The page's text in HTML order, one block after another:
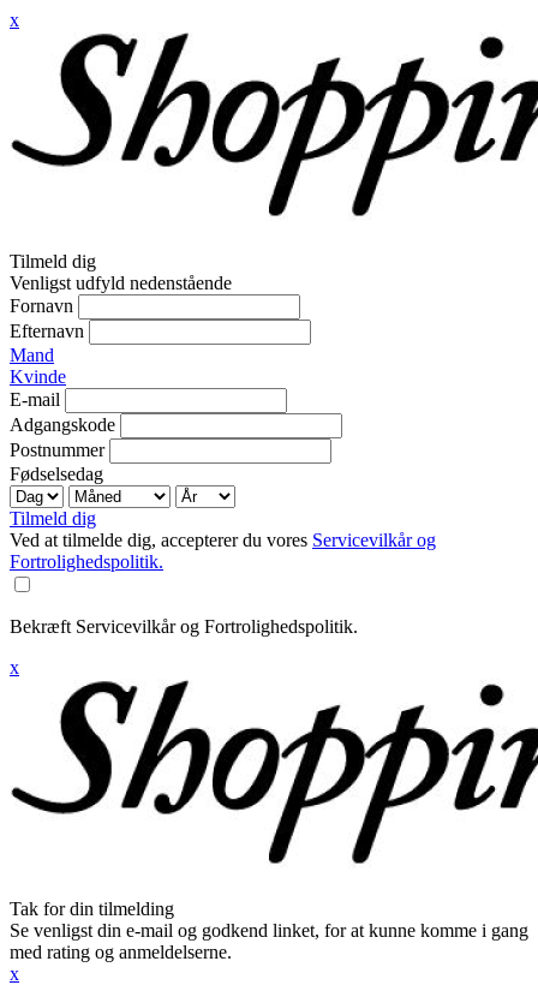
x
Tilmeld dig
Venligst udfyld nedenstående
Fornavn
Efternavn
Mand
Kvinde
E-mail
Adgangskode
Postnummer
Fødselsedag
Tilmeld dig
Ved at tilmelde dig, accepterer du vores Servicevilkår og
Fortrolighedspolitik.
Bekræft Servicevilkår og Fortrolighedspolitik.
x
Tak for din tilmelding
Se venligst din e-mail og godkend linket, for at kunne komme i gang
med rating og anmeldelserne.
x